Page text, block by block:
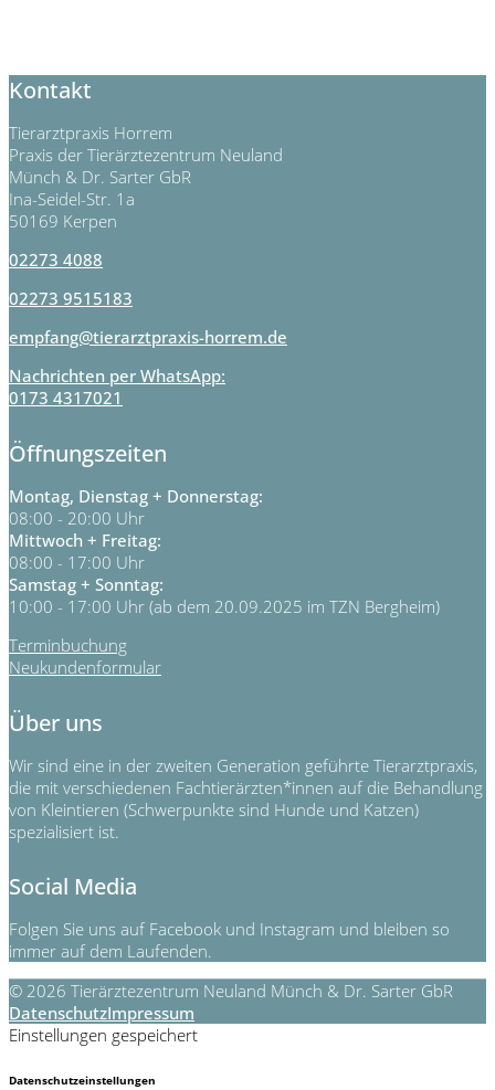
Kontakt
Tierarztpraxis Horrem
Praxis der Tierärztezentrum Neuland
Münch & Dr. Sarter GbR
Ina-Seidel-Str. 1a
50169 Kerpen
02273 4088
02273 9515183
empfang@tierarztpraxis-horrem.de
Nachrichten per WhatsApp:
0173 4317021
Öffnungszeiten
Montag, Dienstag + Donnerstag:
08:00 - 20:00 Uhr
Mittwoch + Freitag:
08:00 - 17:00 Uhr
Samstag + Sonntag:
10:00 - 17:00 Uhr (ab dem 20.09.2025 im TZN Bergheim)
Terminbuchung
Neukundenformular
Über uns
Wir sind eine in der zweiten Generation geführte Tierarztpraxis,
die mit verschiedenen Fachtierärzten*innen auf die Behandlung
von Kleintieren (Schwerpunkte sind Hunde und Katzen)
spezialisiert ist.
Social Media
Folgen Sie uns auf Facebook und Instagram und bleiben so
immer auf dem Laufenden.
© 2026 Tierärztezentrum Neuland Münch & Dr. Sarter GbR
DatenschutzImpressum
Einstellungen gespeichert
Datenschutzeinstellungen